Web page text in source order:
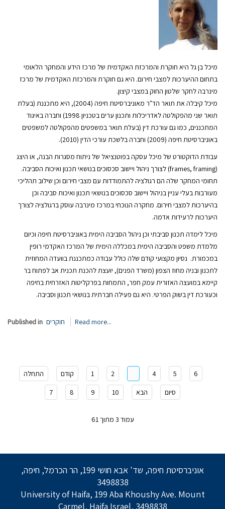
מיכל בן גל היא חוקרת והמרכזת האקדמית של מרכז הידע והמחקר הלאומי
בתחום ההיערכות למצבי חירום. היא גם חוקרת והמרכזת האקדמית של מרכז
מינרבה לחקר שלטון החוק במצבי קיצון.
מיכל קיבלה את תואר הד"ר מאוניברסיטת חיפה (2004), היא מתכננת (בעלת
תואר שני מהפקולטה לאדריכלות ותכנון ערים בטכניון 1998) וחברה באיגוד
המתכננים, כמו גם עורכת דין (בעלת תואר במשפטים מהפקולטה למשפטים
באוניברסיטת חיפה (2009) וחברה בלשכת עורכי הדין (2010).
עבודת הדוקטורט של מיכל עסקה בפוטנציאל של ניתוח מסגרות הבנה, או היצג
(frames, framing) לצורך ניהול ויישוב סכסוכים בנושאי תכנון ואיכות הסביבה.
תחומי המחקר שלה הם רגולציה להתמודדות עם מצבי חירום וכן שילוב תהליכי
מעורבות בעלי עניין בניהול ויישוב סכסוכים בנושאי תכנון ואיכות סביבה וכן
בהיערכות למצבי חירום. מחקרה הנוכחי במרכז מינרבה עוסק ברגולציה לצורך
היערכות לרעידות אדמה.
מיכל לימדה תכנון סביבתי וכן ניהול הסביבה הימית באוניברסיטת חיפה וכיום
מלמדת משפט והסביבה הימית במכללה הימית של המרכז האקדמי רופין
במכמורת. נסיון מקצועי קודם שלה כולל עבודה כמתכננת בוועדה המחוזית
לתכנון ובניה מחוז הצפון (משרד הפנים), יועצת להכנת תכנית אב לפתוח בר
קיימא במועצה האזורית עמק חפר, התמחות בפרקליטות האזרחית בחיפה
וכעורכת דין בשוק הפרטי. היא גם פעילה חברתית בנושאי תכנון וסביבה.
Published in חוקרים Read more...
התחלה קודם 1 2 4 5 6
7 8 9 10 הבא סיום
עמוד 3 מתוך 61
אוניברסיטת חיפה, שד' אבא חושי 199, הר הכרמל, חיפה,
3498838
University of Haifa, 199 Aba Khoushy Ave. Mount
Carmel, Haifa Israel, 3498838